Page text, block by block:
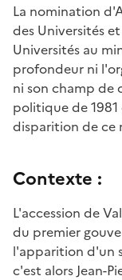
La nomination
des Universités
Universités au
profondeur ni
ni son champ de
politique de
disparition de ce
Contexte :
L'accession de
du premier
l'apparition d'un
c'est alors Jean-